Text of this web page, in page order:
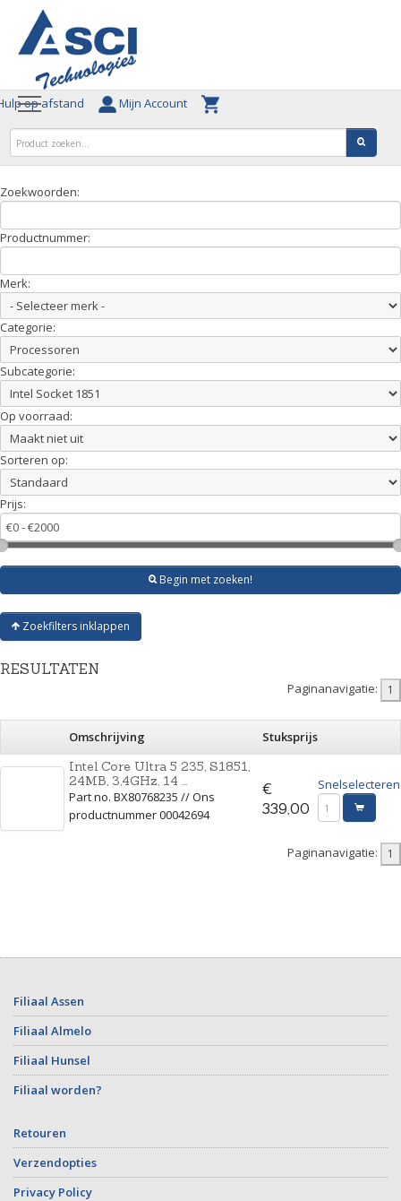
op afstand Mijn Account
Zoekwoorden:
Productnummer:
Merk:
Categorie:
Subcategorie:
Op voorraad:
Sorteren op:
Prijs:
Begin met zoeken!
Zoekfilters inklappen
RESULTATEN
Paginanavigatie:
Omschrijving
Stuksprijs
Intel Core Ultra 5 235, S1851,
24MB, 3,4GHz, 14 ...
Part no. BX80768235 // Ons
productnummer 00042694
€
339,00
Snelselecteren
Paginanavigatie:
Filiaal Assen
Filiaal Almelo
Filiaal Hunsel
Filiaal worden?
Retouren
Verzendopties
Privacy Policy